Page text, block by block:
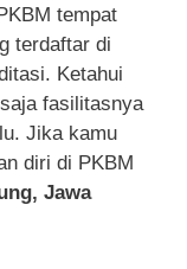
tempat
terdaftar di
Ketahui
fasilitasnya
Jika kamu
diri di PKBM
Jawa